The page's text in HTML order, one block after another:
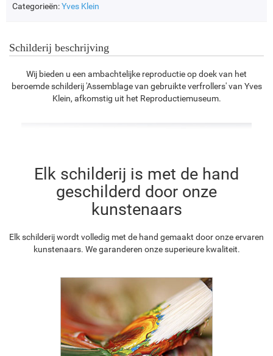
Categorieën:Yves Klein
Schilderij beschrijving
Wij bieden u een ambachtelijke reproductie op doek van het
beroemde schilderij 'Assemblage van gebruikte verfrollers' van Yves
Klein, afkomstig uit het Reproductiemuseum.
Elk schilderij is met de hand
geschilderd door onze
kunstenaars
Elk schilderij wordt volledig met de hand gemaakt door onze ervaren
kunstenaars. We garanderen onze superieure kwaliteit.